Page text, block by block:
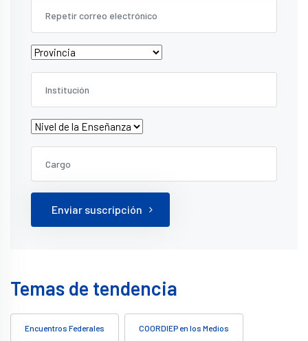
Enviar suscripción
Temas de tendencia
Encuentros Federales COORDIEP en los Medios